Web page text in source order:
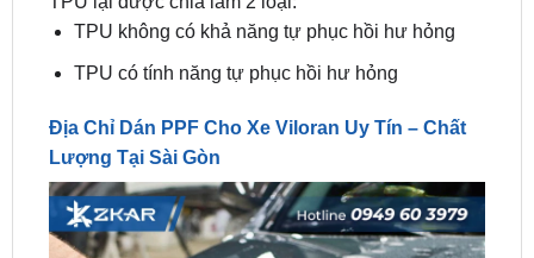
TPU có tính năng tự phục hồi hư hỏng
Địa Chỉ Dán PPF Cho Xe Viloran Uy Tín – Chất